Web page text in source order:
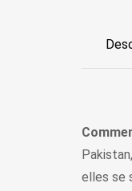
elles se